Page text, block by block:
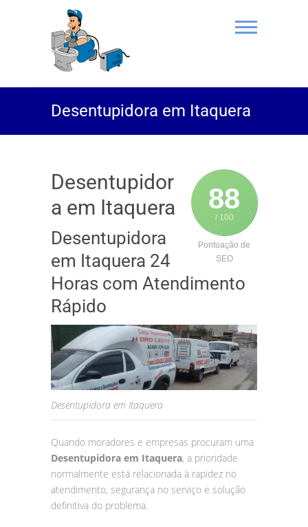
(11) 94469-
9801 |
Desentupidora
Desentupidora em Itaquera
88
/ 100
Pontuação de
SEO
Desentupidor
a em Itaquera
Desentupidora
em Itaquera 24
Horas com Atendimento
Rápido
Desentupidora em Itaquera
Quando moradores e empresas procuram uma
Desentupidora em Itaquera, a prioridade
normalmente está relacionada à rapidez no
atendimento, segurança no serviço e solução
definitiva do problema.